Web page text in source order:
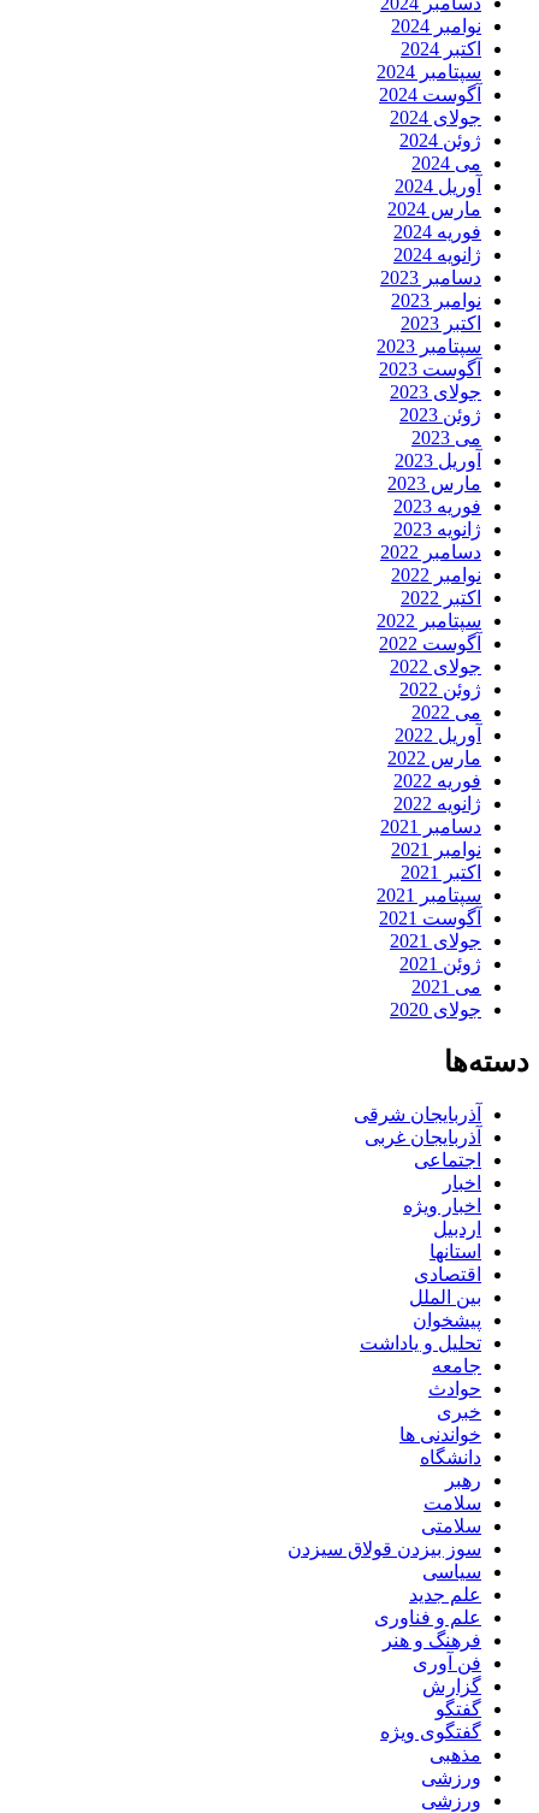
نوامبر 2024
اکتبر 2024
سپتامبر 2024
آگوست 2024
جولای 2024
ژوئن 2024
می 2024
آوریل 2024
مارس 2024
فوریه 2024
ژانویه 2024
دسامبر 2023
نوامبر 2023
اکتبر 2023
سپتامبر 2023
آگوست 2023
جولای 2023
ژوئن 2023
می 2023
آوریل 2023
مارس 2023
فوریه 2023
ژانویه 2023
دسامبر 2022
نوامبر 2022
اکتبر 2022
سپتامبر 2022
آگوست 2022
جولای 2022
ژوئن 2022
می 2022
آوریل 2022
مارس 2022
فوریه 2022
ژانویه 2022
دسامبر 2021
نوامبر 2021
اکتبر 2021
سپتامبر 2021
آگوست 2021
جولای 2021
ژوئن 2021
می 2021
جولای 2020
دسته‌ها
آذربایجان شرقی
آذربایجان غربی
اجتماعی
اخبار
اخبار ویژه
اردبیل
استانها
اقتصادی
بین الملل
پیشخوان
تحلیل و یاداشت
جامعه
حوادث
خبری
خواندنی ها
دانشگاه
رهبر
سلامت
سلامتی
سوز بیزدن قولاق سیزدن
سیاسی
علم جدید
علم و فناوری
فرهنگ و هنر
فن آوری
گزارش
گفتگو
گفتگوی ویژه
مذهبی
ورزشی
ورزشی